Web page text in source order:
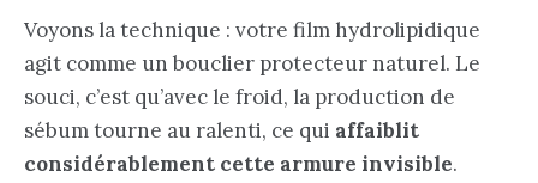
Voyons la technique : votre film hydrolipidique
agit comme un bouclier protecteur naturel. Le
souci, c’est qu’avec le froid, la production de
sébum tourne au ralenti, ce qui affaiblit
considérablement cette armure invisible.